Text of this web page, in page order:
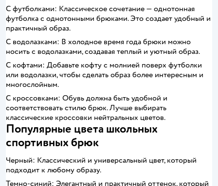
С футболками: Классическое сочетание — однотонная
футболка с однотонными брюками. Это создает удобный и
практичный образ.
С водолазками: В холодное время года брюки можно
носить с водолазками, создавая теплый и уютный образ.
С кофтами: Добавьте кофту с молнией поверх футболки
или водолазки, чтобы сделать образ более интересным и
многослойным.
С кроссовками: Обувь должна быть удобной и
соответствовать стилю брюк. Лучше выбирать
классические кроссовки нейтральных цветов.
Популярные цвета школьных
спортивных брюк
Черный: Классический и универсальный цвет, который
подходит к любому образу.
Темно-синий: Элегантный и практичный оттенок, который